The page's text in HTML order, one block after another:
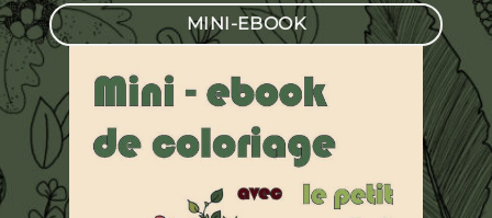
MINI-EBOOK